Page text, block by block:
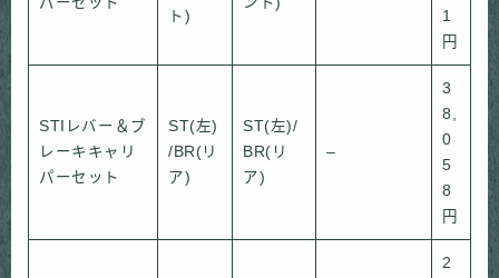
ト)
1
円
STIレバー＆ブ
レーキキャリ
パーセット
ST(左)
/BR(リ
ア)
ST(左)/
BR(リ
ア)
–
3
8,
0
5
8
円
2